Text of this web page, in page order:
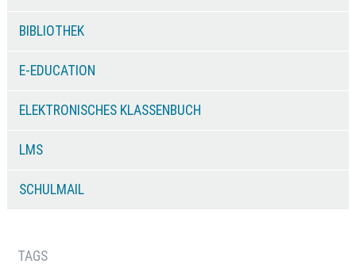
BIBLIOTHEK
E-EDUCATION
ELEKTRONISCHES KLASSENBUCH
LMS
SCHULMAIL
TAGS